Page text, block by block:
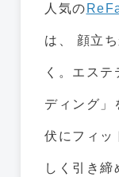
人気の
は、 顔立
く。エス
ディング」
伏にフィッ
しく引き締